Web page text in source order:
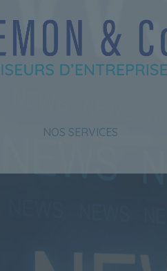
NOS SERVICES